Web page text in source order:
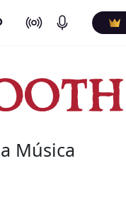
On Air Podcasts
Música